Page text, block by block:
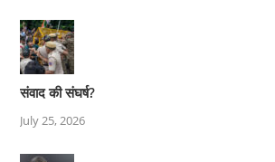
संवाद की संघर्ष?
July 25, 2026